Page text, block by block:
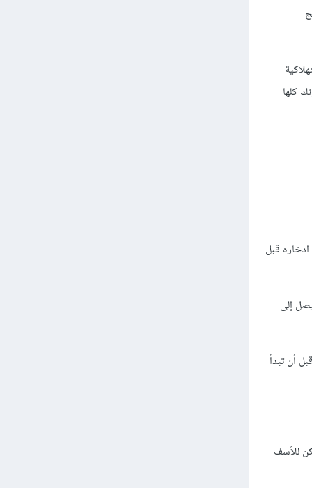
كلها
قبل
يجب أن يصل إلى
أن تبدأ
للأسف